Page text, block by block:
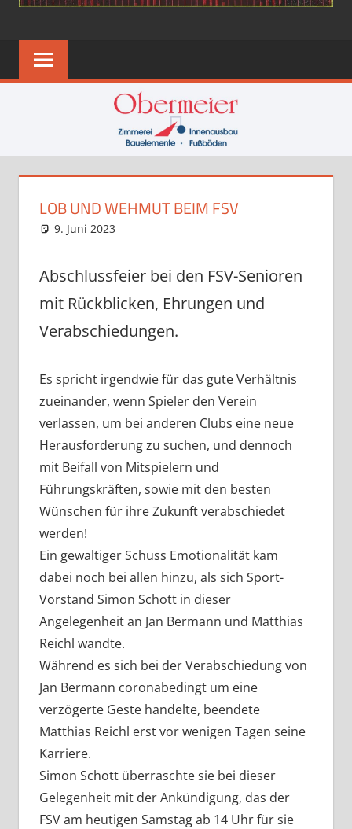
LOB UND WEHMUT BEIM FSV
9. Juni 2023
Abschlussfeier bei den FSV-Senioren
mit Rückblicken, Ehrungen und
Verabschiedungen.
Es spricht irgendwie für das gute Verhältnis
zueinander, wenn Spieler den Verein
verlassen, um bei anderen Clubs eine neue
Herausforderung zu suchen, und dennoch
mit Beifall von Mitspielern und
Führungskräften, sowie mit den besten
Wünschen für ihre Zukunft verabschiedet
werden!
Ein gewaltiger Schuss Emotionalität kam
dabei noch bei allen hinzu, als sich Sport-
Vorstand Simon Schott in dieser
Angelegenheit an Jan Bermann und Matthias
Reichl wandte.
Während es sich bei der Verabschiedung von
Jan Bermann coronabedingt um eine
verzögerte Geste handelte, beendete
Matthias Reichl erst vor wenigen Tagen seine
Karriere.
Simon Schott überraschte sie bei dieser
Gelegenheit mit der Ankündigung, das der
FSV am heutigen Samstag ab 14 Uhr für sie